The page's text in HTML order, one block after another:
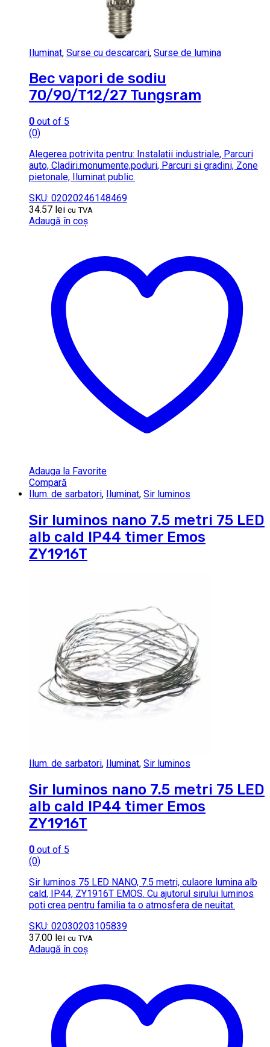
Iluminat, Surse cu descarcari, Surse de lumina
Bec vapori de sodiu
70/90/T12/27 Tungsram
0 out of 5
(0)
Alegerea potrivita pentru: Instalatii industriale, Parcuri
auto, Cladiri.monumente,poduri, Parcuri si gradini, Zone
pietonale, Iluminat public.
SKU: 02020246148469
34.57 lei cu TVA
Adaugă în coș
Adauga la Favorite
Compară
Ilum. de sarbatori, Iluminat, Sir luminos
Sir luminos nano 7.5 metri 75 LED
alb cald IP44 timer Emos
ZY1916T
Ilum. de sarbatori, Iluminat, Sir luminos
Sir luminos nano 7.5 metri 75 LED
alb cald IP44 timer Emos
ZY1916T
0 out of 5
(0)
Sir luminos 75 LED NANO, 7.5 metri, culaore lumina alb
cald, IP44, ZY1916T EMOS. Cu ajutorul sirului luminos
poti crea pentru familia ta o atmosfera de neuitat.
SKU: 02030203105839
37.00 lei cu TVA
Adaugă în coș